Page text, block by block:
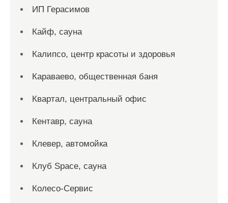
ИП Герасимов
Кайф, сауна
Калипсо, центр красоты и здоровья
Караваево, общественная баня
Квартал, центральный офис
Кентавр, сауна
Клевер, автомойка
Клуб Space, сауна
Колесо-Сервис